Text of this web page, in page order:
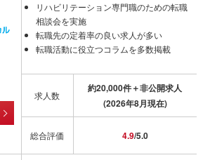
リハビリテーション専門職のための転職
相談会を実施
転職先の定着率の良い求人が多い
転職活動に役立つコラムを多数掲載
求人数
約20,000件＋非公開求人
(2026年8月現在)
総合評価 4.9/5.0